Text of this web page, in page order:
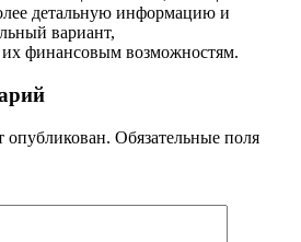
детальную информацию и
вариант,
финансовым возможностям.
опубликован. Обязательные поля